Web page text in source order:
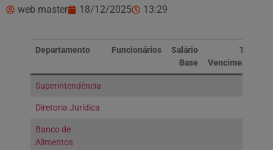
web master 18/12/2025 13:29
Departamento Funcionários
Salário
Base
Total
Vencimentos
Superintendência
Diretoria Jurídica
Banco de
Alimentos